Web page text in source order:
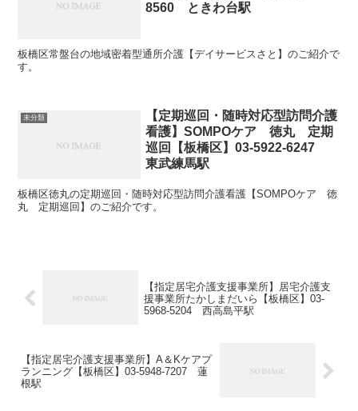
8560 ときわ台駅
板橋区常盤台の地域密着型通所介護【デイサービスさと】のご紹介で
す。
未分類
【定期巡回・随時対応型訪問介護
看護】SOMPOケア 徳丸 定期
巡回【板橋区】03-5922-6247
東武練馬駅
板橋区徳丸の定期巡回・随時対応型訪問介護看護【SOMPOケア 徳
丸 定期巡回】のご紹介です。
【指定居宅介護支援事業所】居宅介護支
援事業所たかしまだいら【板橋区】03-
5968-5204 西高島平駅
【指定居宅介護支援事業所】A＆Kケアプ
ランニング【板橋区】03-5948-7207 蓮
根駅